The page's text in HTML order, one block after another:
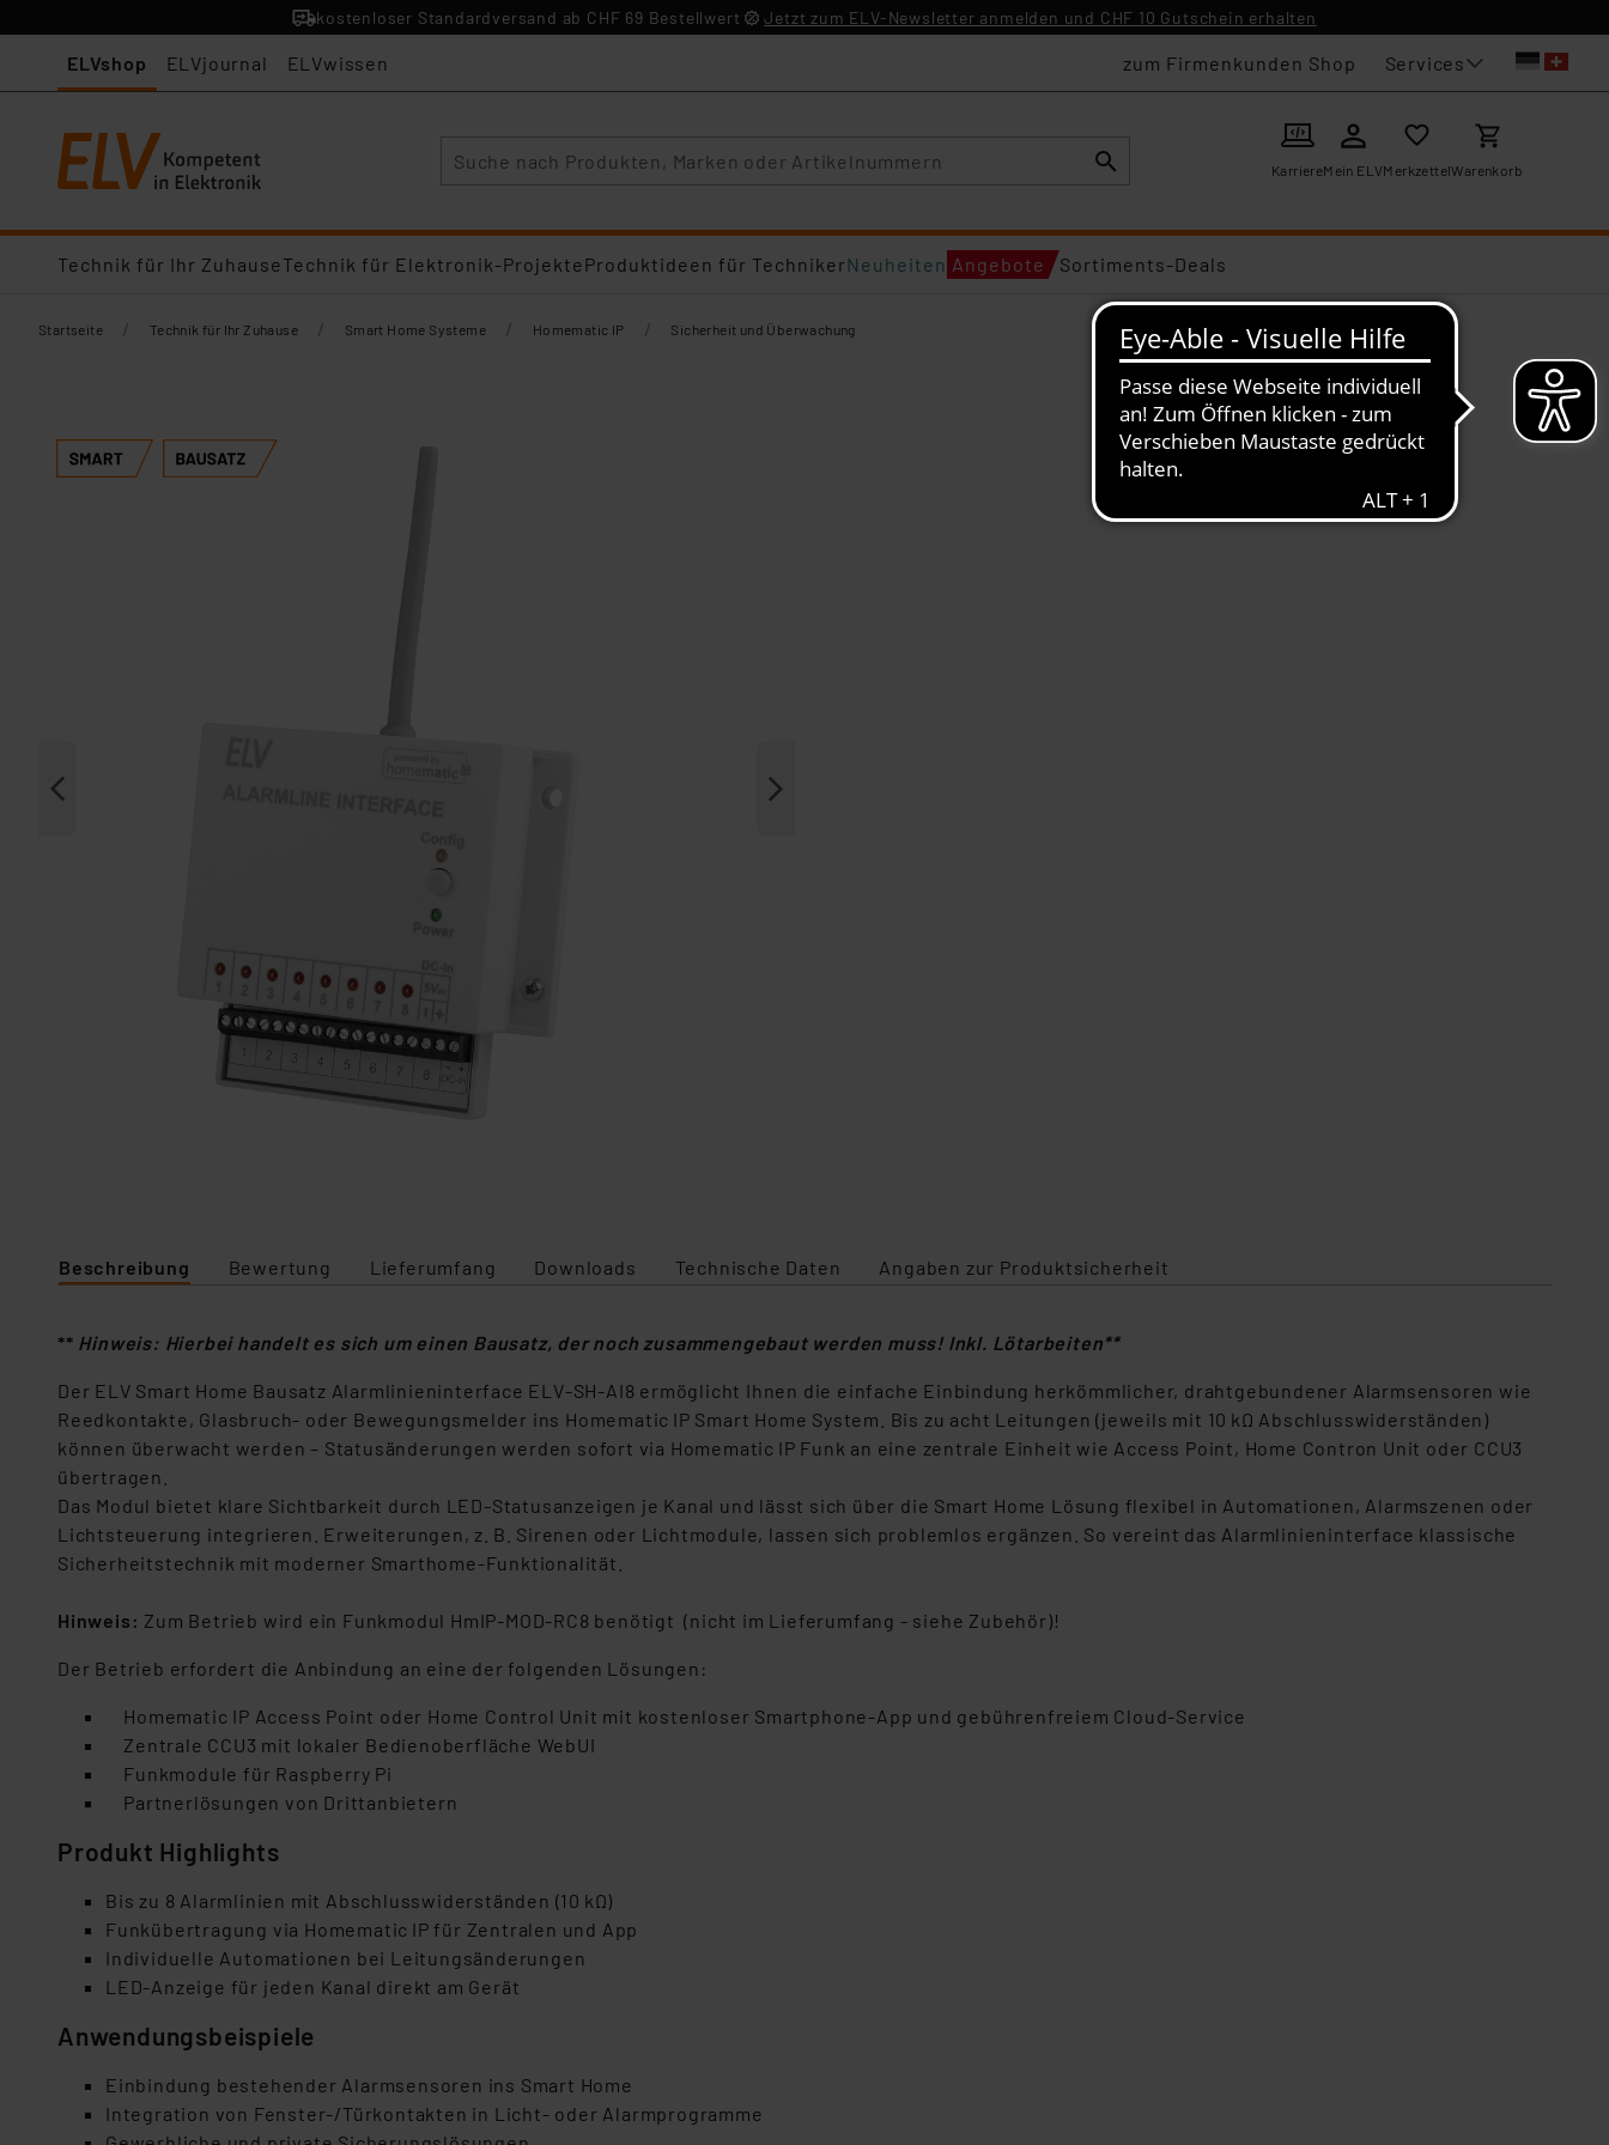
kostenloser Standardversand ab CHF 69 Bestellwert Jetzt zum ELV-Newsletter anmelden und CHF 10 Gutschein erhalten
ELVshop ELVjournal ELVwissen zum Firmenkunden Shop Services
KarriereMein ELVMerkzettelWarenkorb
Technik für Ihr ZuhauseTechnik für Elektronik-ProjekteProduktideen für TechnikerNeuheiten Angebote Sortiments-Deals
Startseite / Technik für Ihr Zuhause / Smart Home Systeme / Homematic IP / Sicherheit und Überwachung
Beschreibung Bewertung Lieferumfang Downloads Technische Daten Angaben zur Produktsicherheit
** Hinweis: Hierbei handelt es sich um einen Bausatz, der noch zusammengebaut werden muss! Inkl. Lötarbeiten**
Der ELV Smart Home Bausatz Alarmlinieninterface ELV‑SH‑AI8 ermöglicht Ihnen die einfache Einbindung herkömmlicher, drahtgebundener Alarmsensoren wie
Reedkontakte, Glasbruch- oder Bewegungsmelder ins Homematic IP Smart Home System. Bis zu acht Leitungen (jeweils mit 10 kΩ Abschlusswiderständen)
können überwacht werden – Statusänderungen werden sofort via Homematic IP Funk an eine zentrale Einheit wie Access Point, Home Contron Unit oder CCU3
übertragen.
Das Modul bietet klare Sichtbarkeit durch LED-Statusanzeigen je Kanal und lässt sich über die Smart Home Lösung flexibel in Automationen, Alarmszenen oder
Lichtsteuerung integrieren. Erweiterungen, z. B. Sirenen oder Lichtmodule, lassen sich problemlos ergänzen. So vereint das Alarmlinieninterface klassische
Sicherheitstechnik mit moderner Smarthome-Funktionalität.
Hinweis: Zum Betrieb wird ein Funkmodul HmIP-MOD-RC8 benötigt (nicht im Lieferumfang - siehe Zubehör)!
Der Betrieb erfordert die Anbindung an eine der folgenden Lösungen:
Homematic IP Access Point oder Home Control Unit mit kostenloser Smartphone-App und gebührenfreiem Cloud-Service
Zentrale CCU3 mit lokaler Bedienoberfläche WebUI
Funkmodule für Raspberry Pi
Partnerlösungen von Drittanbietern
Produkt Highlights
Bis zu 8 Alarmlinien mit Abschlusswiderständen (10 kΩ)
Funkübertragung via Homematic IP für Zentralen und App
Individuelle Automationen bei Leitungsänderungen
LED-Anzeige für jeden Kanal direkt am Gerät
Anwendungsbeispiele
Einbindung bestehender Alarmsensoren ins Smart Home
Integration von Fenster-/Türkontakten in Licht- oder Alarmprogramme